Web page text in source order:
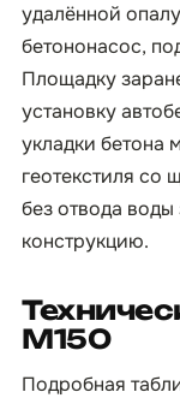
удалённой
бетононасос,
Площадку
установку
укладки бетона
геотекстиля со
без отвода
конструкцию.
М150
Подробная